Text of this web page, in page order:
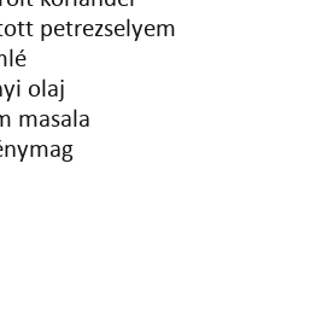
petrezselyem
olaj
masala